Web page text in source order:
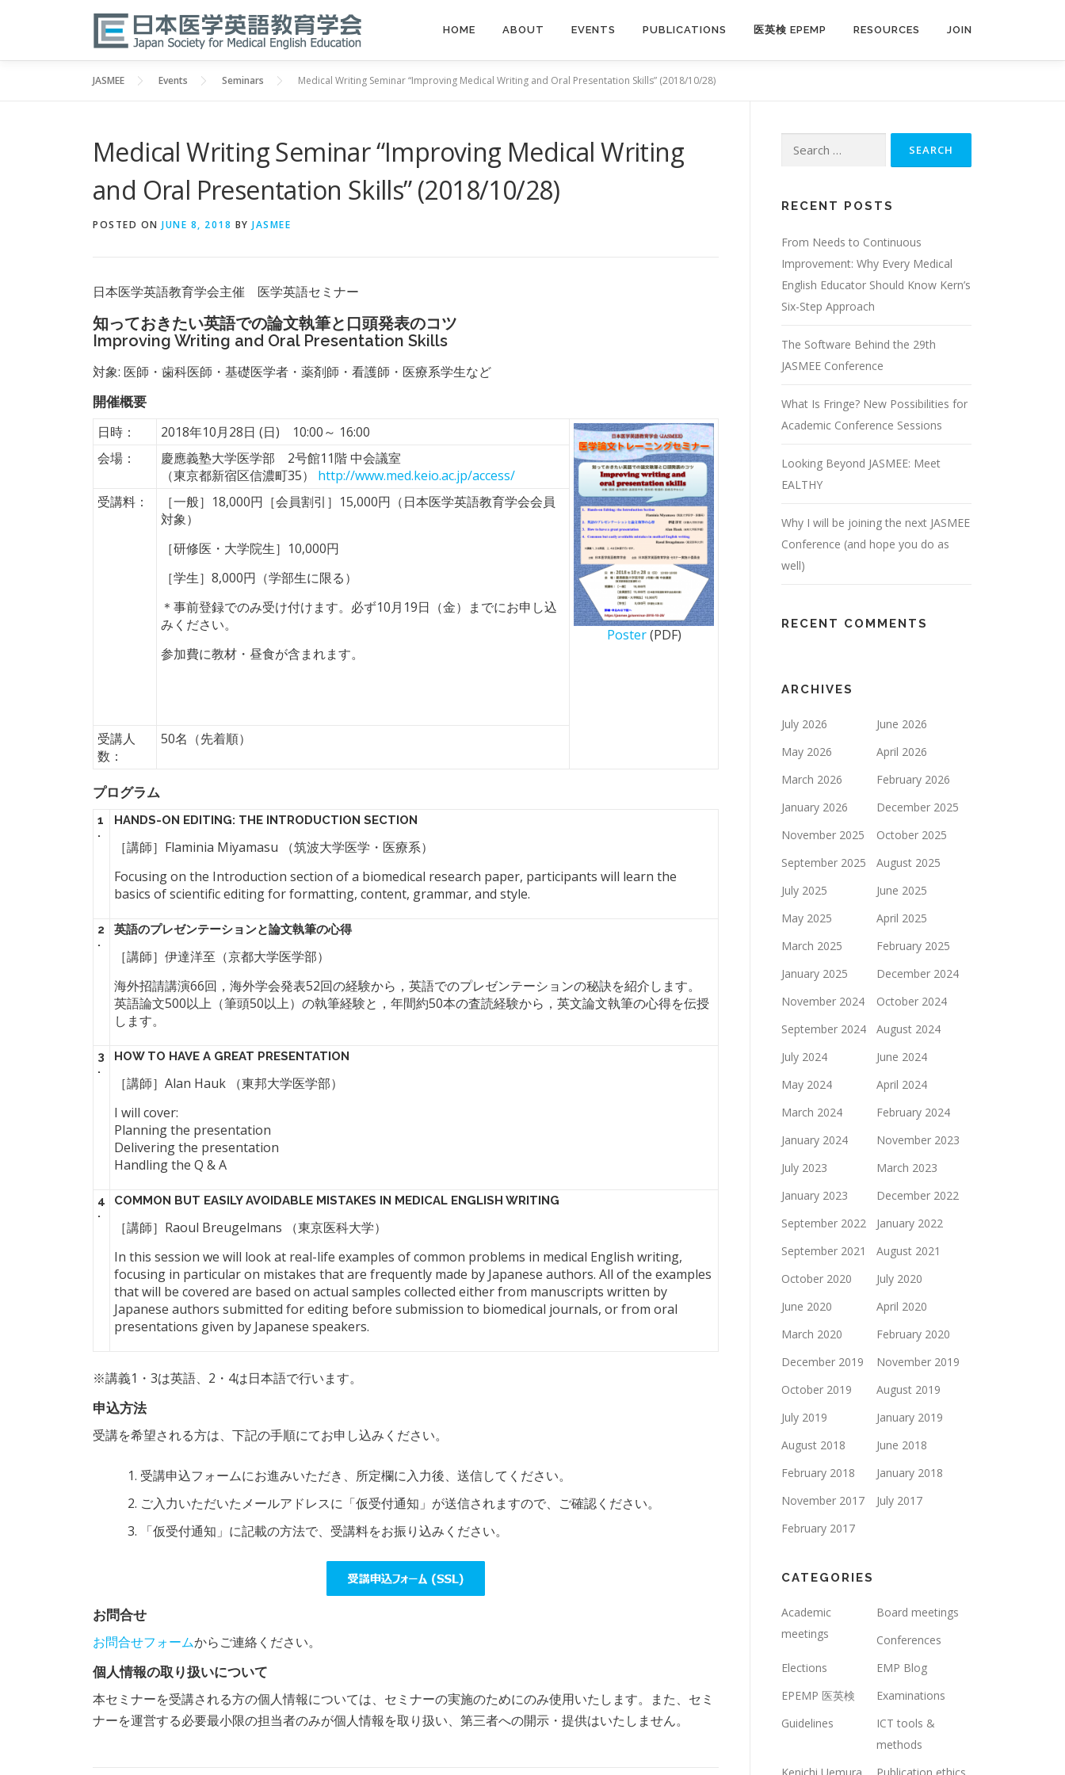
HOME ABOUT EVENTS PUBLICATIONS 医英検 EPEMP RESOURCES JOIN
JASMEE Events Seminars Medical Writing Seminar “Improving Medical Writing and Oral Presentation Skills” (2018/10/28)
Medical Writing Seminar “Improving Medical Writing
and Oral Presentation Skills” (2018/10/28)
POSTED ON JUNE 8, 2018 BY JASMEE
日本医学英語教育学会主催 医学英語セミナー
知っておきたい英語での論文執筆と口頭発表のコツ
Improving Writing and Oral Presentation Skills
対象: 医師・歯科医師・基礎医学者・薬剤師・看護師・医療系学生など
開催概要
日時： 2018年10月28日 (日) 10:00～ 16:00
Poster(PDF)
会場：
慶應義塾大学医学部 2号館11階 中会議室
（東京都新宿区信濃町35） http://www.med.keio.ac.jp/access/
受講料：
［一般］18,000円［会員割引］15,000円（日本医学英語教育学会会員
対象）
［研修医・大学院生］10,000円
［学生］8,000円（学部生に限る）
＊事前登録でのみ受け付けます。必ず10月19日（金）までにお申し込
みください。
参加費に教材・昼食が含まれます。
受講人
数：
50名（先着順）
プログラム
1
.
HANDS-ON EDITING: THE INTRODUCTION SECTION
［講師］Flaminia Miyamasu （筑波大学医学・医療系）
Focusing on the Introduction section of a biomedical research paper, participants will learn the
basics of scientific editing for formatting, content, grammar, and style.
2
.
英語のプレゼンテーションと論文執筆の心得
［講師］伊達洋至（京都大学医学部）
海外招請講演66回，海外学会発表52回の経験から，英語でのプレゼンテーションの秘訣を紹介します。
英語論文500以上（筆頭50以上）の執筆経験と，年間約50本の査読経験から，英文論文執筆の心得を伝授
します。
3
.
HOW TO HAVE A GREAT PRESENTATION
［講師］Alan Hauk （東邦大学医学部）
I will cover:
Planning the presentation
Delivering the presentation
Handling the Q & A
4
.
COMMON BUT EASILY AVOIDABLE MISTAKES IN MEDICAL ENGLISH WRITING
［講師］Raoul Breugelmans （東京医科大学）
In this session we will look at real-life examples of common problems in medical English writing,
focusing in particular on mistakes that are frequently made by Japanese authors. All of the examples
that will be covered are based on actual samples collected either from manuscripts written by
Japanese authors submitted for editing before submission to biomedical journals, or from oral
presentations given by Japanese speakers.
※講義1・3は英語、2・4は日本語で行います。
申込方法
受講を希望される方は、下記の手順にてお申し込みください。
受講申込フォームにお進みいただき、所定欄に入力後、送信してください。
ご入力いただいたメールアドレスに「仮受付通知」が送信されますので、ご確認ください。
「仮受付通知」に記載の方法で、受講料をお振り込みください。
お問合せ
お問合せフォームからご連絡ください。
個人情報の取り扱いについて
本セミナーを受講される方の個人情報については、セミナーの実施のためにのみ使用いたします。また、セミ
ナーを運営する必要最小限の担当者のみが個人情報を取り扱い、第三者への開示・提供はいたしません。
Search
RECENT POSTS
From Needs to Continuous
Improvement: Why Every Medical
English Educator Should Know Kern’s
Six-Step Approach
The Software Behind the 29th
JASMEE Conference
What Is Fringe? New Possibilities for
Academic Conference Sessions
Looking Beyond JASMEE: Meet
EALTHY
Why I will be joining the next JASMEE
Conference (and hope you do as
well)
RECENT COMMENTS
ARCHIVES
July 2026
June 2026
May 2026
April 2026
March 2026
February 2026
January 2026
December 2025
November 2025
October 2025
September 2025
August 2025
July 2025
June 2025
May 2025
April 2025
March 2025
February 2025
January 2025
December 2024
November 2024
October 2024
September 2024
August 2024
July 2024
June 2024
May 2024
April 2024
March 2024
February 2024
January 2024
November 2023
July 2023
March 2023
January 2023
December 2022
September 2022
January 2022
September 2021
August 2021
October 2020
July 2020
June 2020
April 2020
March 2020
February 2020
December 2019
November 2019
October 2019
August 2019
July 2019
January 2019
August 2018
June 2018
February 2018
January 2018
November 2017
July 2017
February 2017
CATEGORIES
Academic
meetings
Board meetings
Conferences
Elections
EMP Blog
EPEMP 医英検
Examinations
Guidelines
ICT tools &
methods